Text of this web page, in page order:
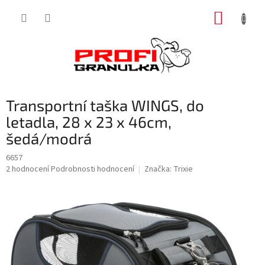
Transportní taška WINGS, do
letadla, 28 x 23 x 46cm,
šedá/modrá
6657
Průměrné
hvězdiček.
2 hodnoceníPodrobnosti hodnocení Značka: Trixie